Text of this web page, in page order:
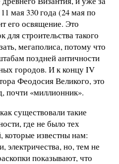
мая 330 года (24 мая по
его освящение. Это
строительства такого
мегаполиса, потому что
поздней античности
городов. И к концу IV
Феодосия Великого, это
почти «миллионник».
существовали такие
где не было тех
которые известны нам:
электричества, но, тем не
показывают, что